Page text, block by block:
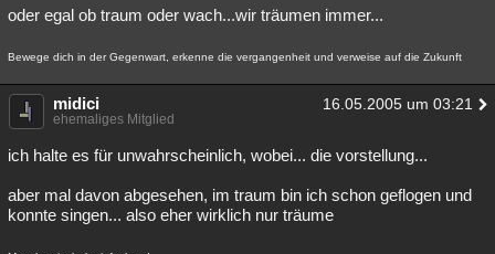
oder egal ob traum oder wach...wir träumen immer...
Bewege dich in der Gegenwart, erkenne die vergangenheit und verweise auf die Zukunft
midici 16.05.2005 um 03:21
ehemaliges Mitglied
ich halte es für unwahrscheinlich, wobei... die vorstellung...
aber mal davon abgesehen, im traum bin ich schon geflogen und
konnte singen... also eher wirklich nur träume